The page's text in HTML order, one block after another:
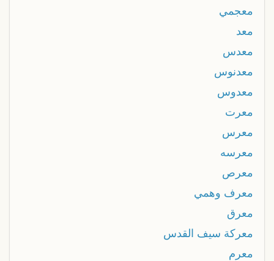
معجمي
معد
معدس
معدنوس
معدوس
معرت
معرس
معرسه
معرص
معرف وهمي
معرق
معركة سيف القدس
معرم